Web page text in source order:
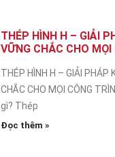
THÉP HÌNH H – GIẢI
VỮNG CHẮC CHO MỌI
THÉP HÌNH H – GIẢI PHÁP
CHẮC CHO MỌI CÔNG
gì? Thép
Đọc thêm »